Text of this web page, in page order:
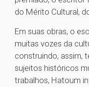
do Mérito Cultural,
Em suas obras, o
muitas vozes da
construindo, assim,
sujeitos históricos
trabalhos, Hatoum